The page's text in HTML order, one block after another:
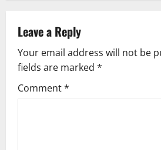
v
i
g
Leave a Reply
Your email address will not be
fields are marked *
Comment*